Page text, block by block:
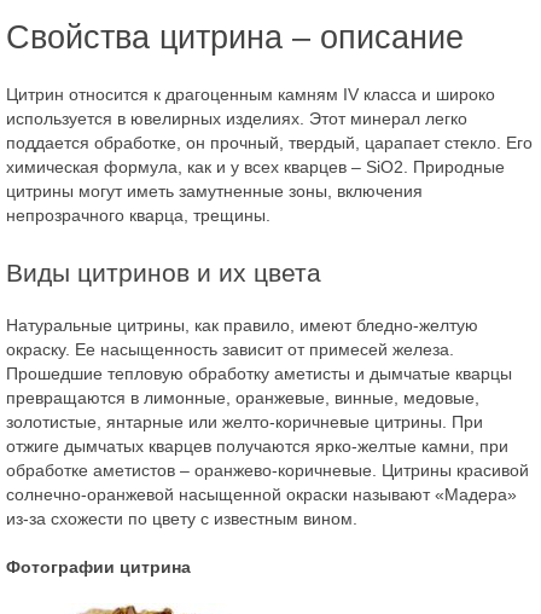
Свойства цитрина – описание
Цитрин относится к драгоценным камням IV класса и широко
используется в ювелирных изделиях. Этот минерал легко
поддается обработке, он прочный, твердый, царапает стекло. Его
химическая формула, как и у всех кварцев – SiO2. Природные
цитрины могут иметь замутненные зоны, включения
непрозрачного кварца, трещины.
Виды цитринов и их цвета
Натуральные цитрины, как правило, имеют бледно-желтую
окраску. Ее насыщенность зависит от примесей железа.
Прошедшие тепловую обработку аметисты и дымчатые кварцы
превращаются в лимонные, оранжевые, винные, медовые,
золотистые, янтарные или желто-коричневые цитрины. При
отжиге дымчатых кварцев получаются ярко-желтые камни, при
обработке аметистов – оранжево-коричневые. Цитрины красивой
солнечно-оранжевой насыщенной окраски называют «Мадера»
из-за схожести по цвету с известным вином.
Фотографии цитрина